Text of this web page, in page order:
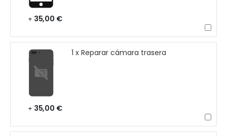
+ 35,00 €
1 x Reparar cámara trasera
+ 35,00 €